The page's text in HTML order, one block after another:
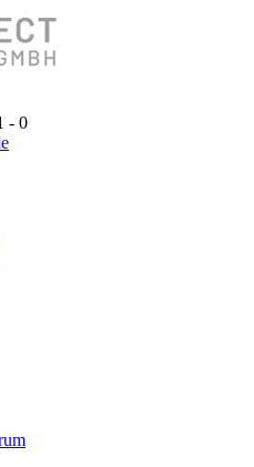
- 0